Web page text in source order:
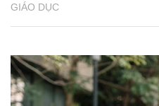
GIÁO DỤC